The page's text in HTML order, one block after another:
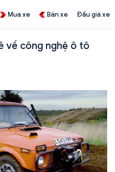
Mua xe Bán xe Đấu giá xe
về công nghệ ô tô